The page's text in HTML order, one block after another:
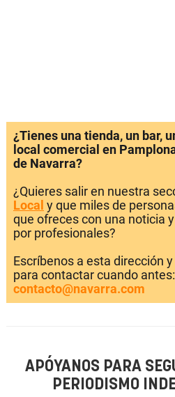
¿Tienes una tienda, un bar,
local comercial en
de Navarra?
¿Quieres salir en nuestra
Local y que miles de
que ofreces con una noticia
por profesionales?
Escríbenos a esta dirección
para contactar cuando antes:
contacto@navarra.com
APÓYANOS PARA
PERIODISMO